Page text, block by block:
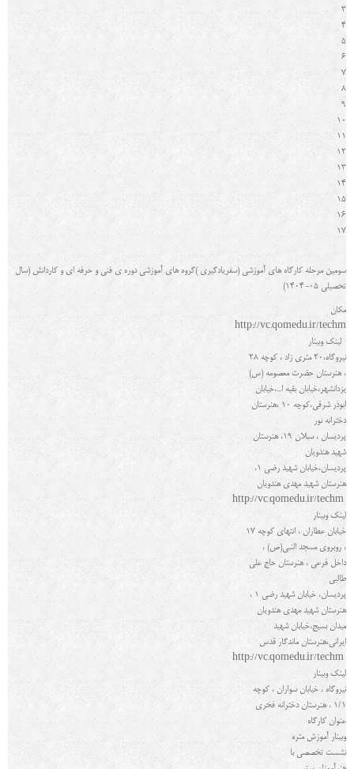
3
4
5
6
7
8
9
10
11
12
13
14
15
16
17
سومین مرحله کارگاه هاي آموزشی (سفریادگیري )گروه هاي آموزشی دوره ی فنی و حرفه ای و کاردانش (سال
تحصیلی 05-1404)
مکان
http://vc.qomedu.ir/techm
لینک وبینار
نیروگاه،20 متری زاد ، کوچه 28
، هنرستان حضرت معصومه (س)
یزدانشهر،خیابان بقیه ا...،خیابان
ابوذر شرقی،کوچه 10 ،هنرستان
دخترانه نور
پردیسان ، سبلان 19، هنرستان
شهید هندویان
پردیسان،خیابان شهید رضی 1،
هنرستان شهید مهدی هندویان
http://vc.qomedu.ir/techm
لینک وبینار
خیابان عطاران ، انتهای کوچه 17
، روبروی مسجد النبی(ص) ،
داخل فرعی ، هنرستان حاج علی
طالبی
پردیسان، خیابان شهید رضی 1 ،
هنرستان شهید مهدی هندویان
میدان بسیج،خیابان شهید
ایرانی،هنرستان ماندگار قدس
http://vc.qomedu.ir/techm
لینک وبینار
نیروگاه ، خیابان سواران ، کوچه
1/1 ، هنرستان دخترانه فخری
عنوان کارگاه
وبینار آموزش متره
نشست تخصصی با